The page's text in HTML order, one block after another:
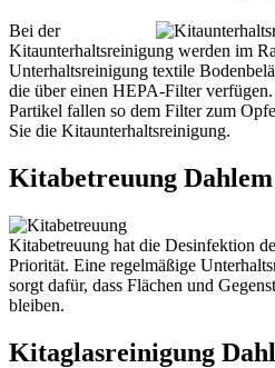
Bei der
Kitaunterhaltsreinigung werden im
Unterhaltsreinigung textile
die über einen HEPA-Filter
Partikel fallen so dem Filter zum
Sie die Kitaunterhaltsreinigung.
Kitabetreuung Dahlem
Kitabetreuung hat die Desinfektion
Priorität. Eine regelmäßige
sorgt dafür, dass Flächen und
bleiben.
Kitaglasreinigung